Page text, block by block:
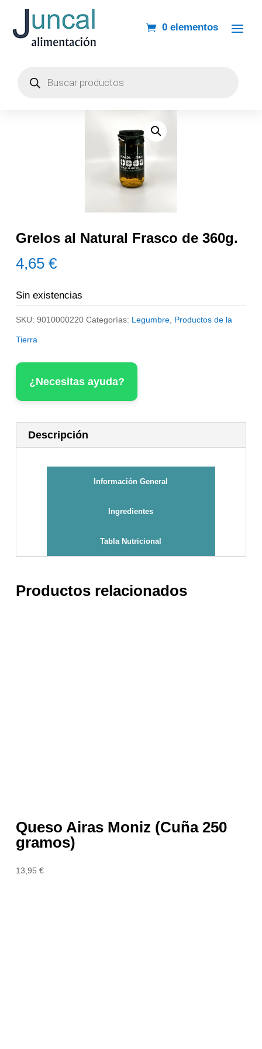
0 elementos
Grelos al Natural Frasco de 360g.
4,65€
Sin existencias
SKU:9010000220 Categorías: Legumbre Productos de la
Tierra
¿Necesitas ayuda?
Descripción
Información General
Ingredientes
Tabla Nutricional
Productos relacionados
Queso Airas Moniz (Cuña 250
gramos)
13,95€